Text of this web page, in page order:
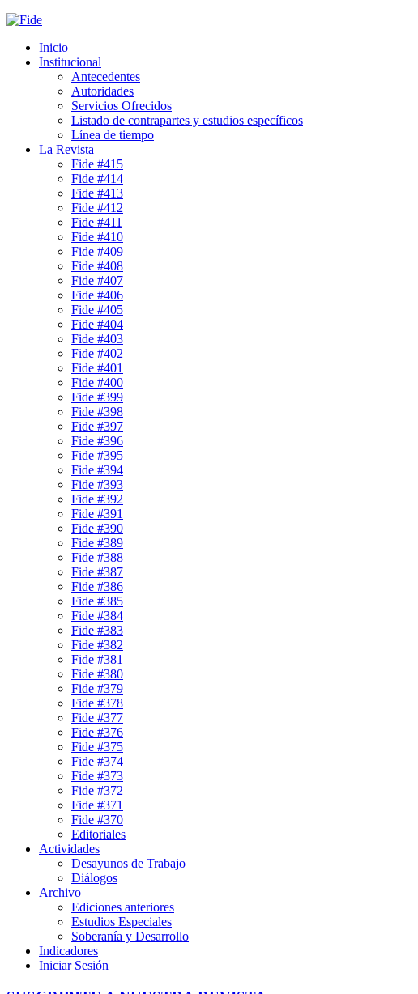
Inicio
Institucional
Antecedentes
Autoridades
Servicios Ofrecidos
Listado de contrapartes y estudios específicos
Línea de tiempo
La Revista
Fide #415
Fide #414
Fide #413
Fide #412
Fide #411
Fide #410
Fide #409
Fide #408
Fide #407
Fide #406
Fide #405
Fide #404
Fide #403
Fide #402
Fide #401
Fide #400
Fide #399
Fide #398
Fide #397
Fide #396
Fide #395
Fide #394
Fide #393
Fide #392
Fide #391
Fide #390
Fide #389
Fide #388
Fide #387
Fide #386
Fide #385
Fide #384
Fide #383
Fide #382
Fide #381
Fide #380
Fide #379
Fide #378
Fide #377
Fide #376
Fide #375
Fide #374
Fide #373
Fide #372
Fide #371
Fide #370
Editoriales
Actividades
Desayunos de Trabajo
Diálogos
Archivo
Ediciones anteriores
Estudios Especiales
Soberanía y Desarrollo
Indicadores
Iniciar Sesión